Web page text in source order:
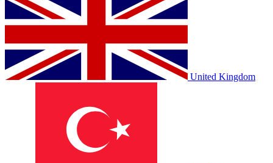
United Kingdom